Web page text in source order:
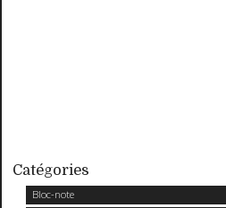
Catégories
Bloc-note